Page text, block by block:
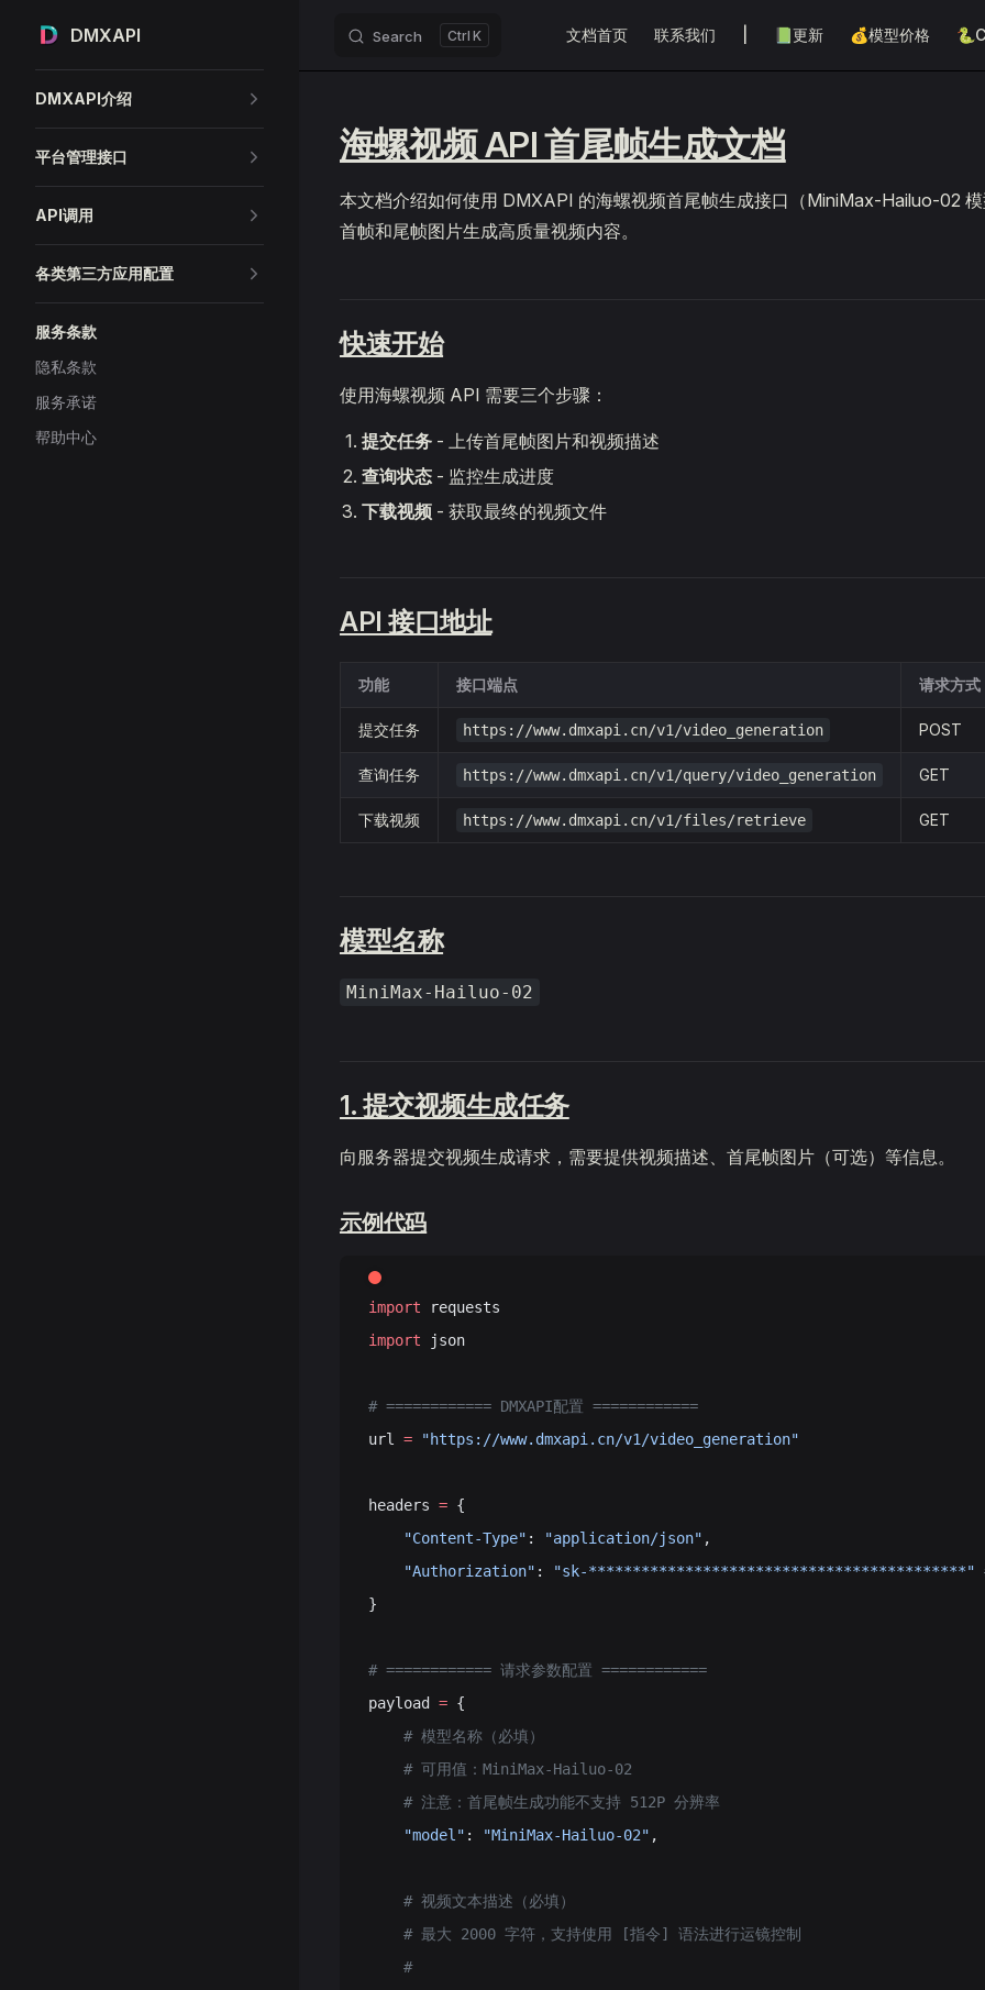
Skip to content
DMXAPI Search K 文档首页 联系我们 📗更新 💰模型价格
DMXAPI介绍
平台管理接口
API调用
各类第三方应用配置
服务条款
隐私条款
服务承诺
帮助中心
海螺视频 API 首尾帧生成文档
本文档介绍如何使用 DMXAPI 的海螺视频首尾帧生成接口（MiniMax-Hailuo-02
首帧和尾帧图片生成高质量视频内容。
快速开始
使用海螺视频 API 需要三个步骤：
提交任务 - 上传首尾帧图片和视频描述
查询状态 - 监控生成进度
下载视频 - 获取最终的视频文件
API 接口地址
功能 接口端点 请求方式
提交任务 https://www.dmxapi.cn/v1/video_generation POST
查询任务 https://www.dmxapi.cn/v1/query/video_generation GET
下载视频 https://www.dmxapi.cn/v1/files/retrieve GET
模型名称
MiniMax-Hailuo-02
1. 提交视频生成任务
向服务器提交视频生成请求，需要提供视频描述、首尾帧图片（可选）等信息。
示例代码
import requests
import json
# ============ DMXAPI配置 ============
url = "https://www.dmxapi.cn/v1/video_generation"
headers = {
    "Content-Type"
: "application/json" ,
    "Authorization"
: "sk-*******************************************"
}
# ============ 请求参数配置 ============
payload = {
    # 模型名称（必填）
    # 可用值：MiniMax-Hailuo-02
    # 注意：首尾帧生成功能不支持 512P 分辨率
    "model"
: "MiniMax-Hailuo-02" ,
    # 视频文本描述（必填）
    # 最大 2000 字符，支持使用 [指令] 语法进行运镜控制
    #